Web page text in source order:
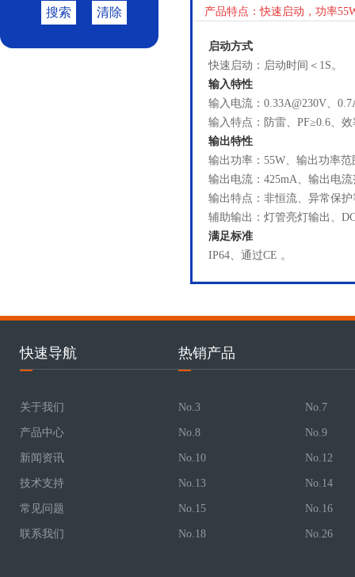
清除
搜索 产品特点：快速启动，功率
启动方式
快速启动：启动时间＜1S。
输入特性
输入电流：0.33A@230V、
输入特点：防雷、PF≥0.6、效
输出特性
输出功率：55W、输出功率
输出电流：425mA、输出电
输出特点：非恒流、异常保护
辅助输出：灯管亮灯输出、
满足标准
IP64、通过CE 。
快速导航
关于我们
产品中心
新闻资讯
技术支持
常见问题
联系我们
热销产品
No.3 No.7
No.8 No.9
No.10 No.12
No.13 No.14
No.15 No.16
No.18 No.26